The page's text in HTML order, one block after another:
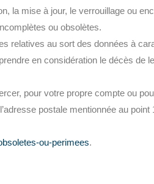
la mise à jour, le verrouillage ou
ou obsolètes.
relatives au sort des données à
en considération le décès de
pour votre propre compte ou
postale mentionnée au
ou-perimees.